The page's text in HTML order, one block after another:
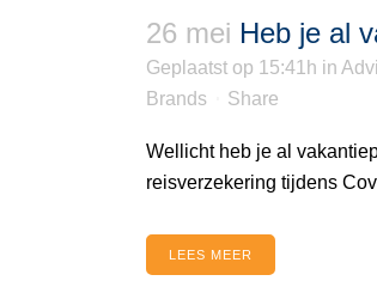
26 mei Heb je al
Geplaatst op 15:41h in
Brands
Share
Wellicht heb je al
reisverzekering tijdens
LEES MEER